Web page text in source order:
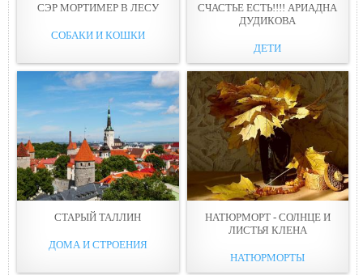
СЭР МОРТИМЕР В ЛЕСУ
СОБАКИ И КОШКИ
СЧАСТЬЕ ЕСТЬ!!!! АРИАДНА
ДУДИКОВА
ДЕТИ
СТАРЫЙ ТАЛЛИН
ДОМА И СТРОЕНИЯ
НАТЮРМОРТ - СОЛНЦЕ И
ЛИСТЬЯ КЛЕНА
НАТЮРМОРТЫ